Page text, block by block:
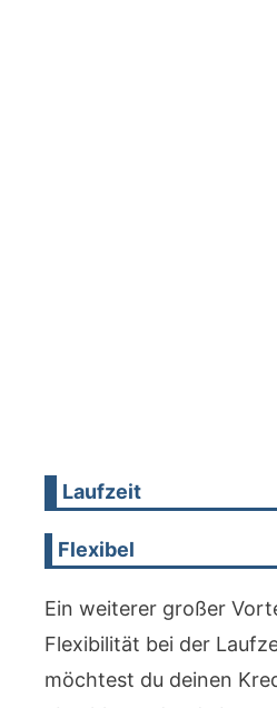
Laufzeit
Flexibel
Ein weiterer großer
Flexibilität bei der
möchtest du deinen